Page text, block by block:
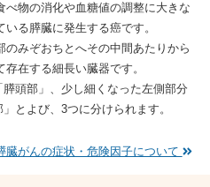
べ物の消化や血糖値の調整に大きな
いる膵臓に発生する癌です。
のみぞおちとへその中間あたりから
在する細長い臓器です。
頭部」、少し細くなった左側部分
とよび、3つに分けられます。
臓がんの症状・危険因子について